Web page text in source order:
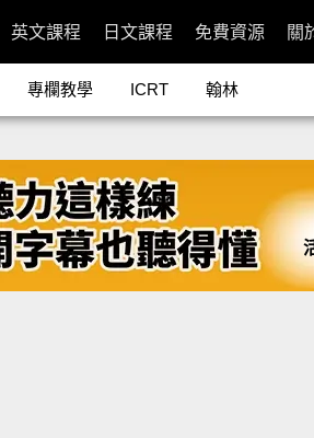
英文課程 日文課程 免費資源 關
專欄教學 ICRT 翰林